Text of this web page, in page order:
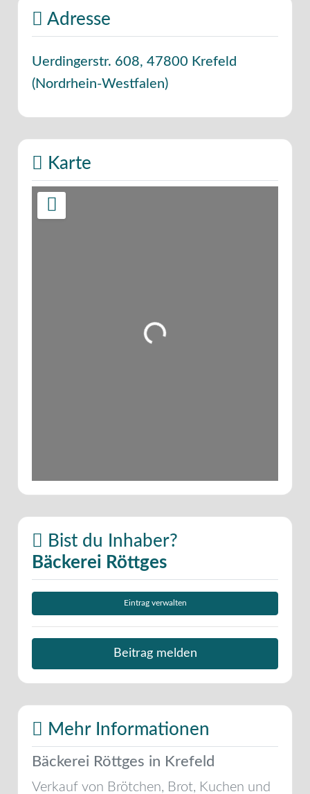
Adresse
Uerdingerstr. 608, 47800 Krefeld
(Nordrhein-Westfalen)
Karte
Wird geladen …
Bist du Inhaber?
Bäckerei Röttges
Eintrag verwalten
Beitrag melden
Mehr Informationen
Bäckerei Röttges in Krefeld
Verkauf von Brötchen, Brot, Kuchen und